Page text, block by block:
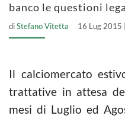
banco le questioni
diStefano Vitetta 16 Lug 2015
Il calciomercato
trattative in attesa
mesi di Luglio ed